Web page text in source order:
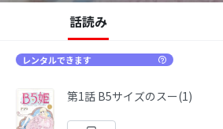
話読み
レンタルできます
第1話 B5サイズのスー(1)